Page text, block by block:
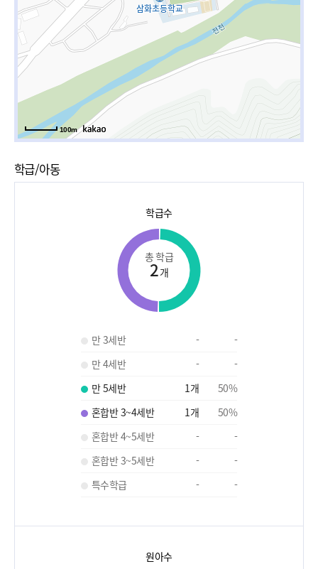
100m
학급/아동
학급수
총 학급
2개
만 3세반 -
-
만 4세반
-
-
만 5세반
1개 50%
혼합반 3~4세반
1개 50%
혼합반 4~5세반
-
-
혼합반 3~5세반
-
-
특수학급
- -
원아수